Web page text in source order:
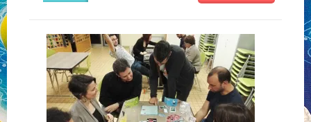
QUI SOMMES-NOUS ?
NOUS CONTACTER !